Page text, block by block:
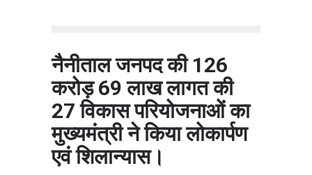
नैनीताल जनपद की 126
करोड़ 69 लाख लागत की
27 विकास परियोजनाओं का
मुख्यमंत्री ने किया लोकार्पण
एवं शिलान्यास।